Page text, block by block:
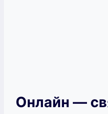
Онлайн —